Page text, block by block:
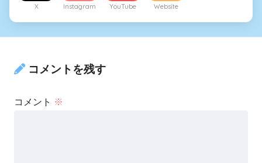
X Instagram YouTube Website
コメントを残す
コメント ※